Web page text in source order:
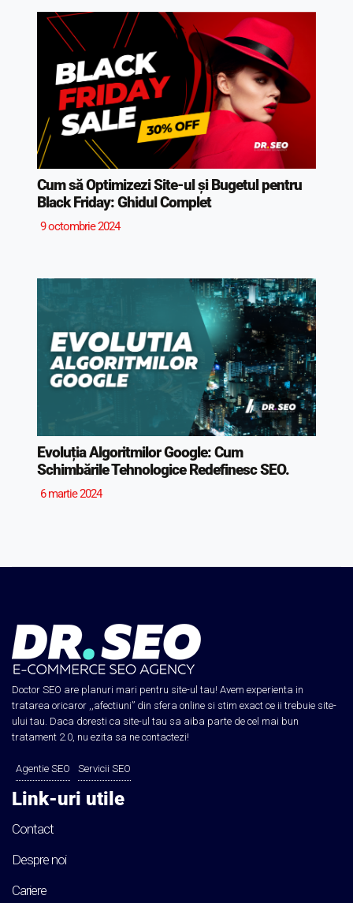
Cum să Optimizezi Site-ul și Bugetul pentru
Black Friday: Ghidul Complet
9 octombrie 2024
Evoluția Algoritmilor Google: Cum
Schimbările Tehnologice Redefinesc SEO.
6 martie 2024
Doctor SEO are planuri mari pentru site-ul tau! Avem experienta in
tratarea oricaror ,,afectiuni” din sfera online si stim exact ce ii trebuie site-
ului tau. Daca doresti ca site-ul tau sa aiba parte de cel mai bun
tratament 2.0, nu ezita sa ne contactezi!
Agentie SEO Servicii SEO
Link-uri utile
Contact
Despre noi
Cariere